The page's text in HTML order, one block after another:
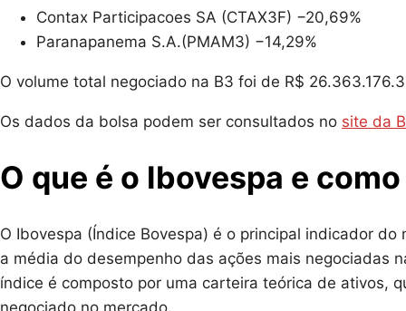
Contax Participacoes SA (CTAX3F) −20,69%
Paranapanema S.A.(PMAM3) −14,29%
O volume total negociado na B3 foi de R$
Os dados da bolsa podem ser consultados no site da
O que é o Ibovespa e
O Ibovespa (Índice Bovespa) é o principal indicador
a média do desempenho das ações mais negociadas
índice é composto por uma carteira teórica de ativos,
negociado no mercado.